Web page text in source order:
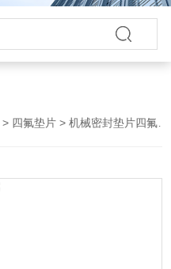
> 四氟垫片 > 机械密封垫片四氟垫片